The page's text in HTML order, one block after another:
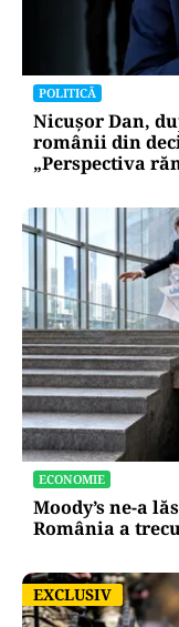
POLITICĂ
Nicușor Dan,
românii din
„Perspectiva
ECONOMIE
Moody’s ne-a
România a
EXCLUSIV
EXCLUSIV